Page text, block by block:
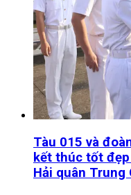
Tàu 015 và
kết thúc tốt
Hải quân Trung